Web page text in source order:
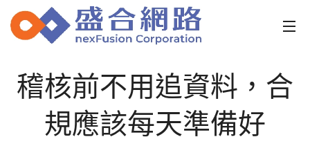
稽核前不用追資料，合
規應該每天準備好